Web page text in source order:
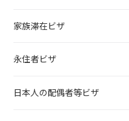
家族滞在ビザ
永住者ビザ
日本人の配偶者等ビザ